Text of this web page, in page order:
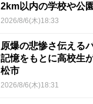
2km以内の学校や公
2026/8/6(木)18:33
原爆の悲惨さ伝える
記憶をもとに高校生
松市
2026/8/6(木)18:31